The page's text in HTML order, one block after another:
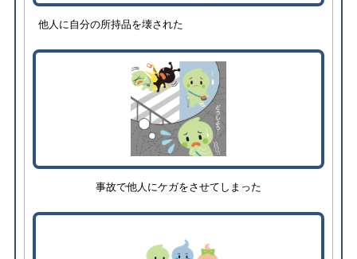
他人に自分の所持品を壊された
事故で他人にケガをさせてしまった